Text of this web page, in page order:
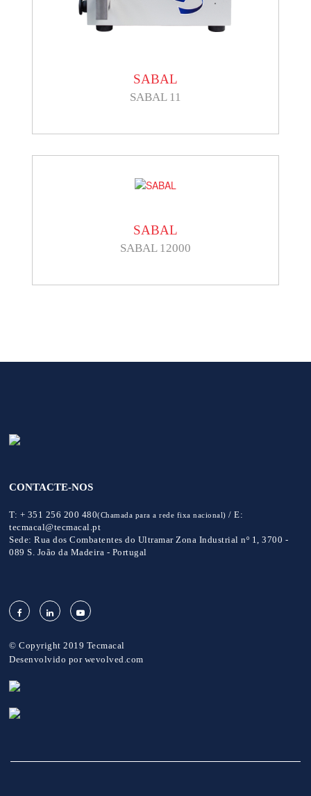
SABAL
SABAL 11
SABAL
SABAL 12000
CONTACTE-NOS
T: + 351 256 200 480(Chamada para a rede fixa nacional) /E:
tecmacal@tecmacal.pt
Sede: Rua dos Combatentes do Ultramar Zona Industrial nº 1, 3700 -
089 S. João da Madeira - Portugal
© Copyright 2019 Tecmacal
Desenvolvido por wevolved.com